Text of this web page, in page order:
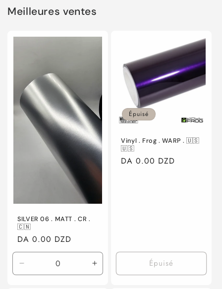
Meilleures ventes
SILVER 06 . MATT . CR .
🇨🇳
Prix
habituel
DA 0.00 DZD
la
Augmenter
la
Épuisé
Vinyl . Frog . WARP . 🇺🇸
🇺🇸
Prix
DA 0.00 DZD
Épuisé